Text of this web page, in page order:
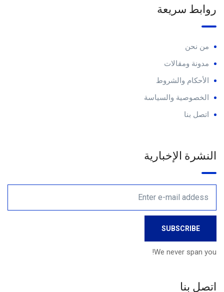
روابط سريعة
من نحن
مدونة ومقالات
الأحكام والشروط
الخصوصية والسياسة
اتصل بنا
النشرة الإخبارية
We never span you!
اتصل بنا